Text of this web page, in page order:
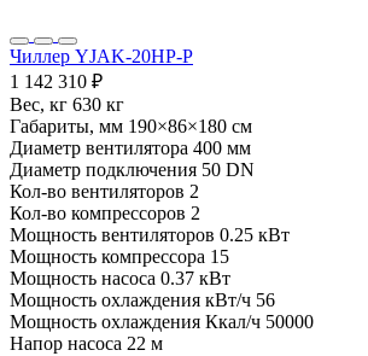
Чиллер YJAK-20HP-P
1 142 310 ₽
Вес, кг 630 кг
Габариты, мм 190×86×180 см
Диаметр вентилятора 400 мм
Диаметр подключения 50 DN
Кол-во вентиляторов 2
Кол-во компрессоров 2
Мощность вентиляторов 0.25 кВт
Мощность компрессора 15
Мощность насоса 0.37 кВт
Мощность охлаждения кВт/ч 56
Мощность охлаждения Ккал/ч 50000
Напор насоса 22 м